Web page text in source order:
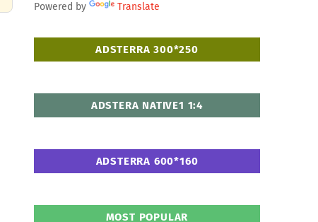
Powered by Translate
ADSTERRA 300*250
ADSTERA NATIVE1 1:4
ADSTERRA 600*160
MOST POPULAR